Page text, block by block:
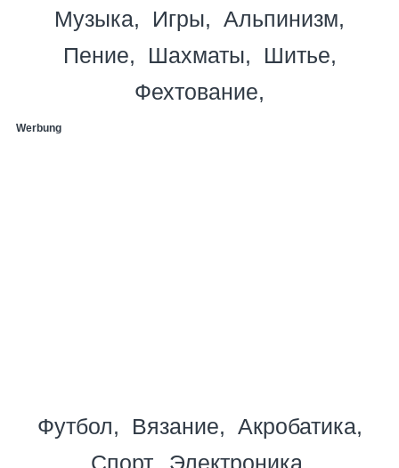
Музыка
Игры
Альпинизм
Пение
Шахматы
Шитье
Фехтование
Werbung
Футбол Вязание
Акробатика
Спорт
Электроника